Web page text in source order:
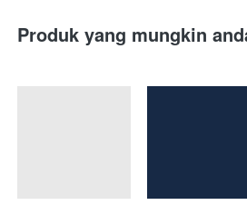
Produk yang mungkin